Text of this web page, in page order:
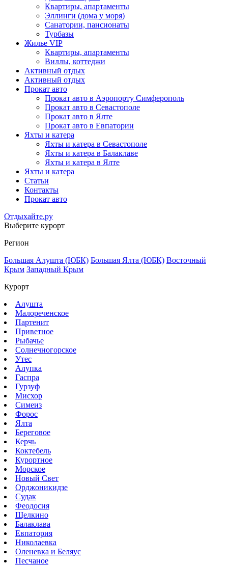
Квартиры, апартаменты
Эллинги (дома у моря)
Санатории, пансионаты
Турбазы
Жилье VIP
Квартиры, апартаменты
Виллы, коттеджи
Активный отдых
Активный отдых
Прокат авто
Прокат авто в Аэропорту Симферополь
Прокат авто в Севастополе
Прокат авто в Ялте
Прокат авто в Евпатории
Яхты и катера
Яхты и катера в Севастополе
Яхты и катера в Балаклаве
Яхты и катера в Ялте
Яхты и катера
Статьи
Контакты
Прокат авто
Отдыхайте.ру
Выберите курорт
Регион
Большая Алушта (ЮБК) Большая Ялта (ЮБК) Восточный
Крым Западный Крым
Курорт
Алушта
Малореченское
Партенит
Приветное
Рыбачье
Солнечногорское
Утес
Алупка
Гаспра
Гурзуф
Мисхор
Симеиз
Форос
Ялта
Береговое
Керчь
Коктебель
Курортное
Морское
Новый Свет
Орджоникидзе
Судак
Феодосия
Щелкино
Балаклава
Евпатория
Николаевка
Оленевка и Беляус
Песчаное